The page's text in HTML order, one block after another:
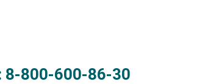
8-800-600-86-30